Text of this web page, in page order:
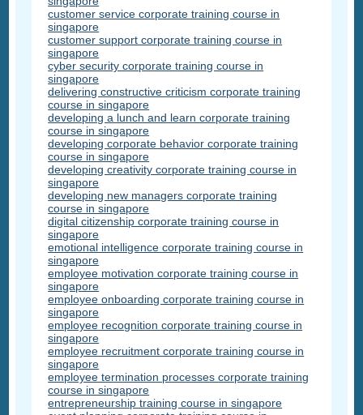
customer service corporate training course in
singapore
customer support corporate training course in
singapore
cyber security corporate training course in
singapore
delivering constructive criticism corporate training
course in singapore
developing a lunch and learn corporate training
course in singapore
developing corporate behavior corporate training
course in singapore
developing creativity corporate training course in
singapore
developing new managers corporate training
course in singapore
digital citizenship corporate training course in
singapore
emotional intelligence corporate training course in
singapore
employee motivation corporate training course in
singapore
employee onboarding corporate training course in
singapore
employee recognition corporate training course in
singapore
employee recruitment corporate training course in
singapore
employee termination processes corporate training
course in singapore
entrepreneurship training course in singapore